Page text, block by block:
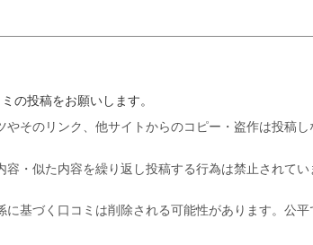
の投稿をお願いします。
そのリンク、他サイトからのコピー・盗作は投稿
・似た内容を繰り返し投稿する行為は禁止されて
基づく口コミは削除される可能性があります。公